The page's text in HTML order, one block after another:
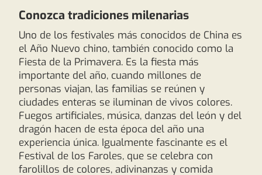
Conozca tradiciones milenarias
Uno de los festivales más conocidos de China es
el Año Nuevo chino, también conocido como la
Fiesta de la Primavera. Es la fiesta más
importante del año, cuando millones de
personas viajan, las familias se reúnen y
ciudades enteras se iluminan de vivos colores.
Fuegos artificiales, música, danzas del león y del
dragón hacen de esta época del año una
experiencia única. Igualmente fascinante es el
Festival de los Faroles, que se celebra con
farolillos de colores, adivinanzas y comida